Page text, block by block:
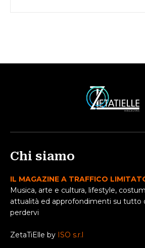
Chi siamo
IL MAGAZINE A TRAFFICO
Musica, arte e cultura, lifestyle,
attualità ed approfondimenti su tutto
perdervi
ZetaTiElle by ISO s.r.l